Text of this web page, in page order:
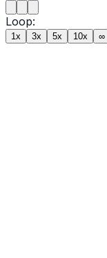
Loop:
1x 3x 5x 10x ∞